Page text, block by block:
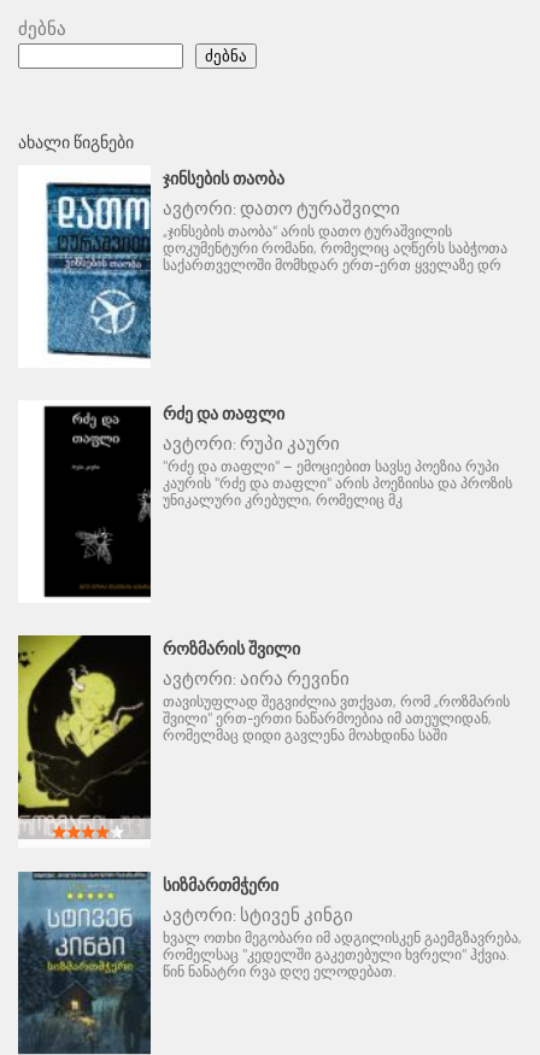
ძებნა
ძებნა
ᲐᲮᲐᲚᲘ ᲬᲘᲒᲜᲔᲑᲘ
ᲯᲘᲜᲡᲔᲑᲘᲡ ᲗᲐᲝᲑᲐ
ავტორი: დათო ტურაშვილი
„ჯინსების თაობა“ არის დათო ტურაშვილის
დოკუმენტური რომანი, რომელიც აღწერს საბჭოთა
საქართველოში მომხდარ ერთ-ერთ ყველაზე დრ
ᲠᲫᲔ ᲓᲐ ᲗᲐᲤᲚᲘ
ავტორი: რუპი კაური
"რძე და თაფლი" – ემოციებით სავსე პოეზია რუპი
კაურის "რძე და თაფლი" არის პოეზიისა და პროზის
უნიკალური კრებული, რომელიც მკ
ᲠᲝᲖᲛᲐᲠᲘᲡ ᲨᲕᲘᲚᲘ
ავტორი: აირა რევინი
თავისუფლად შეგვიძლია ვთქვათ, რომ „როზმარის
შვილი" ერთ-ერთი ნაწარმოებია იმ ათეულიდან,
რომელმაც დიდი გავლენა მოახდინა საში
ᲡᲘᲖᲛᲐᲠᲗᲛᲭᲔᲠᲘ
ავტორი: სტივენ კინგი
ხვალ ოთხი მეგობარი იმ ადგილისკენ გაემგზავრება,
რომელსაც "კედელში გაკეთებული ხვრელი" ჰქვია.
წინ ნანატრი რვა დღე ელოდებათ.